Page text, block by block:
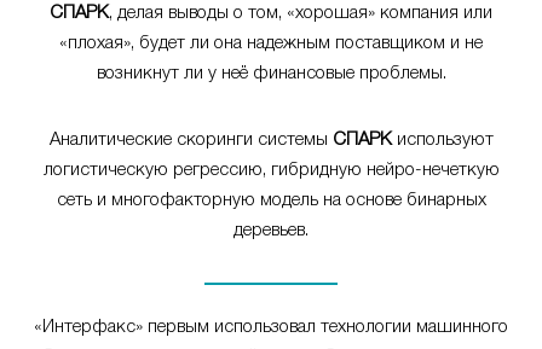
СПАРК, делая выводы о том, «хорошая» компания или
«плохая», будет ли она надежным поставщиком и не
возникнут ли у неё финансовые проблемы.
Аналитические скоринги системы СПАРКиспользуют
логистическую регрессию, гибридную нейро-нечеткую
сеть и многофакторную модель на основе бинарных
деревьев.
«Интерфакс» первым использовал технологии машинного